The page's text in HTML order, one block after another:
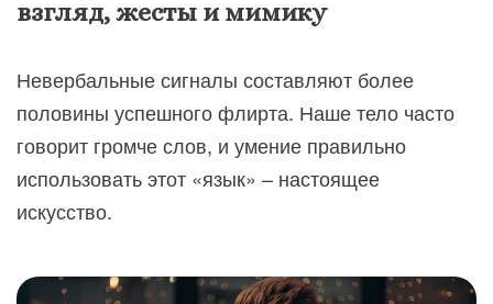
взгляд, жесты и мимику
Невербальные сигналы составляют более
половины успешного флирта. Наше тело часто
говорит громче слов, и умение правильно
использовать этот «язык» – настоящее
искусство.